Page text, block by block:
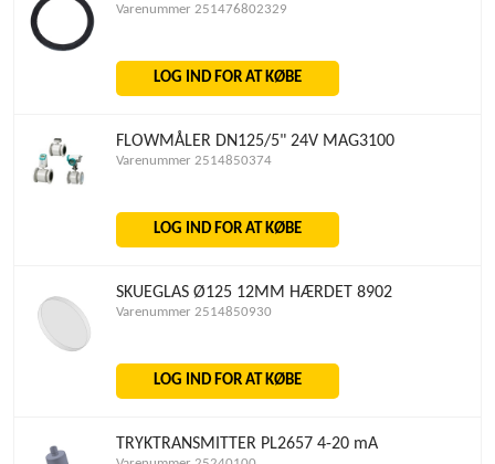
Varenummer 251476802329
LOG IND FOR AT KØBE
FLOWMÅLER DN125/5" 24V MAG3100
Varenummer 2514850374
LOG IND FOR AT KØBE
SKUEGLAS Ø125 12MM HÆRDET 8902
Varenummer 2514850930
LOG IND FOR AT KØBE
TRYKTRANSMITTER PL2657 4-20 mA